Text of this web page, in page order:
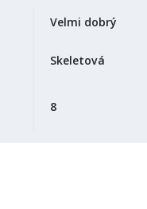
Velmi dobrý
Skeletová
8